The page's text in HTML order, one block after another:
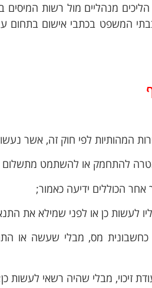
מנהליים מול רשות המיסים
להתחמק או להשתמט
כחשבונית מס, מבלי שעשה או